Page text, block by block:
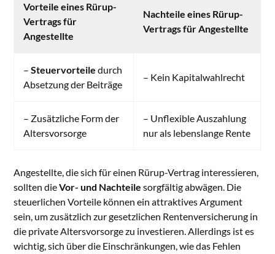
Vorteile eines Rürup-
Vertrags für
Angestellte
Nachteile eines Rürup-
Vertrags für Angestellte
–Steuervorteile durch
Absetzung der Beiträge
– Kein Kapitalwahlrecht
– Zusätzliche Form der
Altersvorsorge
– Unflexible Auszahlung
nur als lebenslange Rente
Angestellte, die sich für einen Rürup-Vertrag interessieren,
sollten dieVor- und Nachteile sorgfältig abwägen. Die
steuerlichen Vorteile können ein attraktives Argument
sein, um zusätzlich zur gesetzlichen Rentenversicherung in
die private Altersvorsorge zu investieren. Allerdings ist es
wichtig, sich über die Einschränkungen, wie das Fehlen